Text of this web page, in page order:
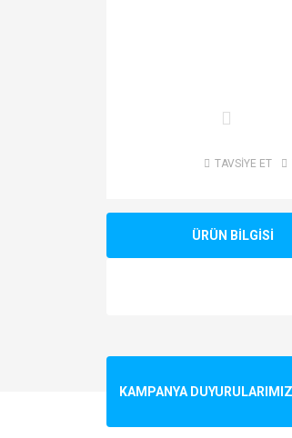
TAVSİYE ET
ÜRÜN BİLGİSİ
Ürün resmi kalitesiz,
KAMPANYA